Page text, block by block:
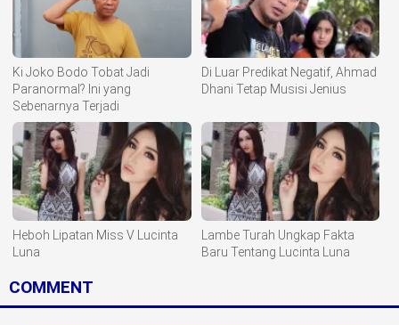
Ki Joko Bodo Tobat Jadi
Paranormal? Ini yang
Sebenarnya Terjadi
Di Luar Predikat Negatif, Ahmad
Dhani Tetap Musisi Jenius
Heboh Lipatan Miss V Lucinta
Luna
Lambe Turah Ungkap Fakta
Baru Tentang Lucinta Luna
COMMENT